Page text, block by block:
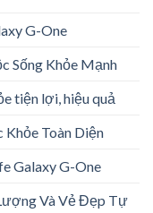
G-One
Sống Khỏe Mạnh
tiện lợi, hiệu quả
Toàn Diện
Galaxy G-One
Và Vẻ Đẹp Tự